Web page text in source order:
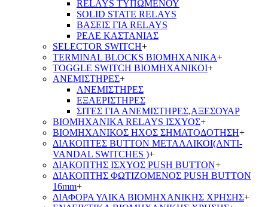
RELAYS ΤΥΠΩΜΕΝΟΥ
SOLID STATE RELAYS
ΒΑΣΕΙΣ ΓΙΑ RELAYS
ΡΕΛΕ ΚΑΣΤΑΝΙΑΣ
SELECTOR SWITCH+
TERMINAL BLOCKS ΒΙΟΜΗΧΑΝΙΚΑ+
TOGGLE SWITCH ΒΙΟΜΗΧΑΝΙΚΟΙ+
ΑΝΕΜΙΣΤΗΡΕΣ+
ΑΝΕΜΙΣΤΗΡΕΣ
ΕΞΑΕΡΙΣΤΗΡΕΣ
ΣΙΤΕΣ ΓΙΑ ΑΝΕΜΙΣΤΗΡΕΣ,ΑΞΕΣΟΥΑΡ
ΒΙΟΜΗΧΑΝΙΚΑ RELAYS ΙΣΧΥΟΣ+
ΒΙΟΜΗΧΑΝΙΚΟΣ ΗΧΟΣ ΣΗΜΑΤΟΔΟΤΗΣΗ+
ΔΙΑΚΟΠΤΕΣ BUTTON ΜΕΤΑΛΛΙΚΟΙ(ANTI-
VANDAL SWITCHES )+
ΔΙΑΚΟΠΤΗΣ ΙΣΧΥΟΣ PUSH BUTTON+
ΔΙΑΚΟΠΤΗΣ ΦΩΤΙΖΟΜΕΝΟΣ PUSH BUTTON
16mm+
ΔΙΑΦΟΡΑ ΥΛΙΚΑ ΒΙΟΜΗΧΑΝΙΚΗΣ ΧΡΗΣΗΣ+